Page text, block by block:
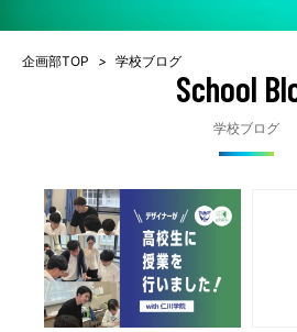
企画部TOP > 学校ブログ
School
学校ブログ